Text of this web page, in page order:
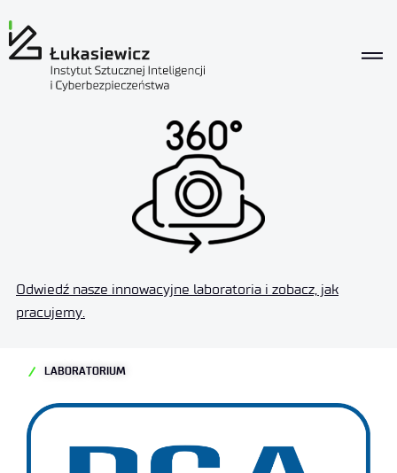
Odwiedź nasze innowacyjne laboratoria i zobacz, jak
pracujemy.
LABORATORIUM